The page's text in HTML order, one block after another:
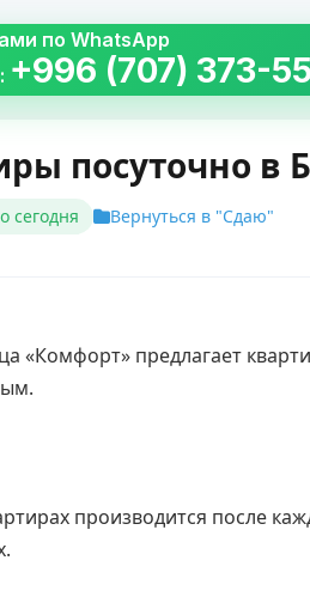
по WhatsApp
+996 (707) 373-
посуточно в
сегодня Вернуться в "Сдаю"
производится после